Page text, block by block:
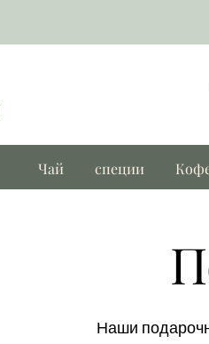
Чай специи
Наши